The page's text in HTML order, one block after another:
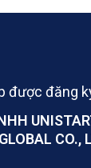
được đăng
CO.,